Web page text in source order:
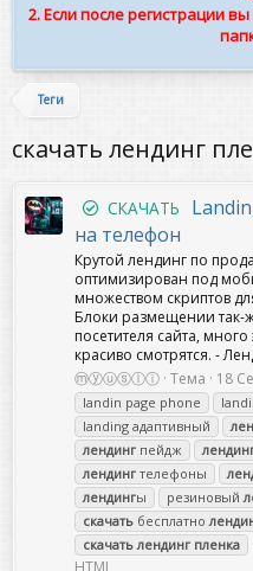
2. Если после регистрации
Теги
скачать лендинг
СКАЧАТЬ
на телефон
Крутой лендинг по
оптимизирован под
множеством скриптов
Блоки размещении так-
посетителя сайта,
красиво смотрятся. -
ⓜⓨⓤⓢⓛⓘ Тема 18
landin page phone
landing адаптивный
лендинг пейдж
лендинг телефоны
лендингы резиновый
скачать бесплатно
скачать лендинг пленка
HTML